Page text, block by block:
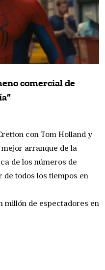
comercial de
con Tom Holland y
arranque de la
de los números de
de todos los tiempos en
millón de espectadores en